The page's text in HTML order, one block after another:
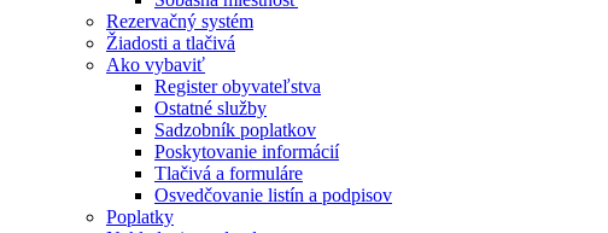
Rezervačný systém
Žiadosti a tlačivá
Ako vybaviť
Register obyvateľstva
Ostatné služby
Sadzobník poplatkov
Poskytovanie informácií
Tlačivá a formuláre
Osvedčovanie listín a podpisov
Poplatky